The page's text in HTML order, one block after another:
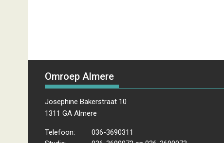
Omroep Almere
Josephine Bakerstraat 10
1311 GA Almere
Telefoon:
036-3690311